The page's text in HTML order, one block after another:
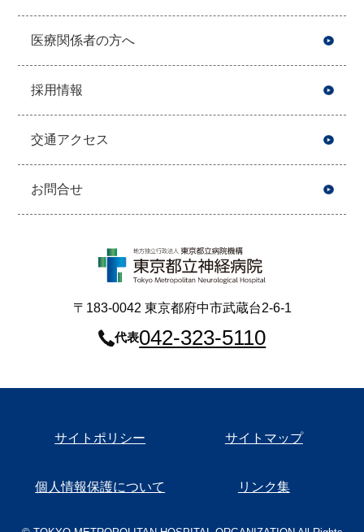
医療関係者の方へ
採用情報
交通アクセス
お問合せ
〒183-0042 東京都府中市武蔵台2-6-1
代表042-323-5110
サイトポリシー サイトマップ
個人情報保護について リンク集